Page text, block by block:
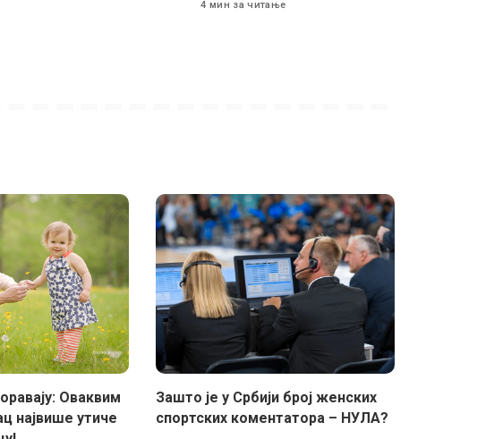
4 мин за читање
Оваквим
највише утиче
Зашто је у Србији број женских
спортских коментатора – НУЛА?